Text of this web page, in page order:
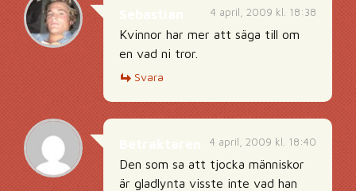
4 april, 2009 kl. 18:38
Kvinnor har mer att säga till om
en vad ni tror.
Svara
4 april, 2009 kl. 18:40
Den som sa att tjocka människor
är gladlynta visste inte vad han